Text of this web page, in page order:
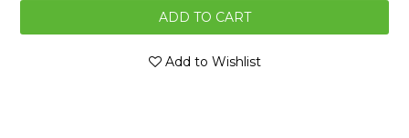
ADD TO CART
Add to Wishlist